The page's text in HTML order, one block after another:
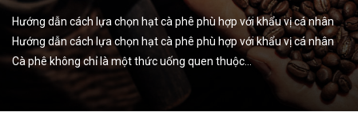
Hướng dẫn cách lựa chọn hạt cà phê phù hợp với khẩu vị cá nhân
Hướng dẫn cách lựa chọn hạt cà phê phù hợp với khẩu vị cá nhân
Cà phê không chỉ là một thức uống quen thuộc…